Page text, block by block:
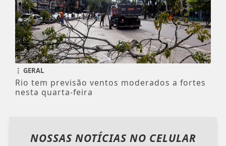
GERAL
Rio tem previsão ventos moderados a fortes
nesta quarta-feira
NOSSAS NOTÍCIAS NO CELULAR